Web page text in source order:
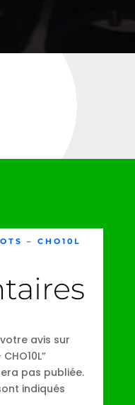
– CHO10L
avis sur
pas publiée.
indiqués